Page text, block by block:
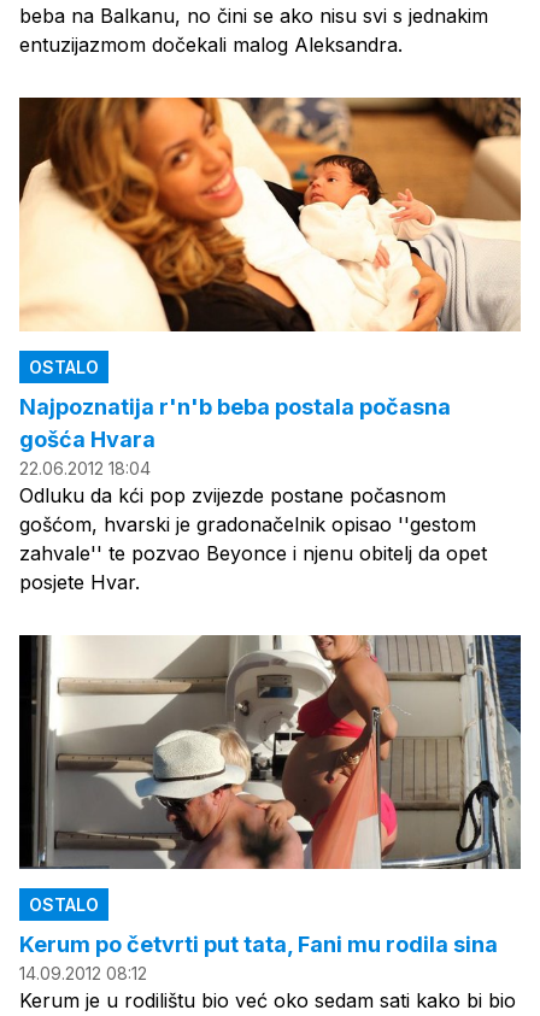
beba na Balkanu, no čini se ako nisu svi s jednakim
entuzijazmom dočekali malog Aleksandra.
OSTALO
Najpoznatija r'n'b beba postala počasna
gošća Hvara
22.06.2012 18:04
Odluku da kći pop zvijezde postane počasnom
gošćom, hvarski je gradonačelnik opisao ''gestom
zahvale'' te pozvao Beyonce i njenu obitelj da opet
posjete Hvar.
OSTALO
Kerum po četvrti put tata, Fani mu rodila sina
14.09.2012 08:12
Kerum je u rodilištu bio već oko sedam sati kako bi bio